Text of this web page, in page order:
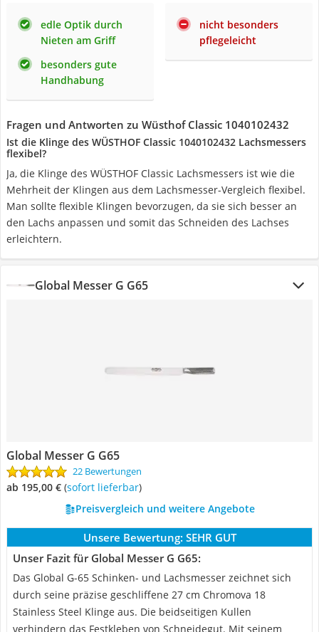
edle Optik durch
Nieten am Griff
besonders gute
Handhabung
nicht besonders
pflegeleicht
Fragen und Antworten zu Wüsthof Classic 1040102432
Ist die Klinge des WÜSTHOF Classic 1040102432 Lachsmessers
flexibel?
Ja, die Klinge des WÜSTHOF Classic Lachsmessers ist wie die
Mehrheit der Klingen aus dem Lachsmesser-Vergleich flexibel.
Man sollte flexible Klingen bevorzugen, da sie sich besser an
den Lachs anpassen und somit das Schneiden des Lachses
erleichtern.
Global Messer G G65
Global Messer G G65
22 Bewertungen
ab 195,00 € ( Sofort lieferbar)
Preisvergleich und weitere Angebote
Unsere Bewertung: SEHR GUT
Unser Fazit für Global Messer G G65:
Das Global G-65 Schinken- und Lachsmesser zeichnet sich
durch seine präzise geschliffene 27 cm Chromova 18
Stainless Steel Klinge aus. Die beidseitigen Kullen
verhindern das Festkleben von Schneidegut. Mit seinem